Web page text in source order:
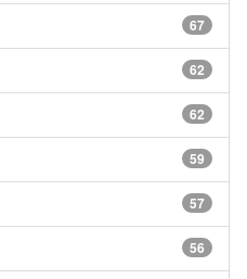
67
62
62
59
57
56